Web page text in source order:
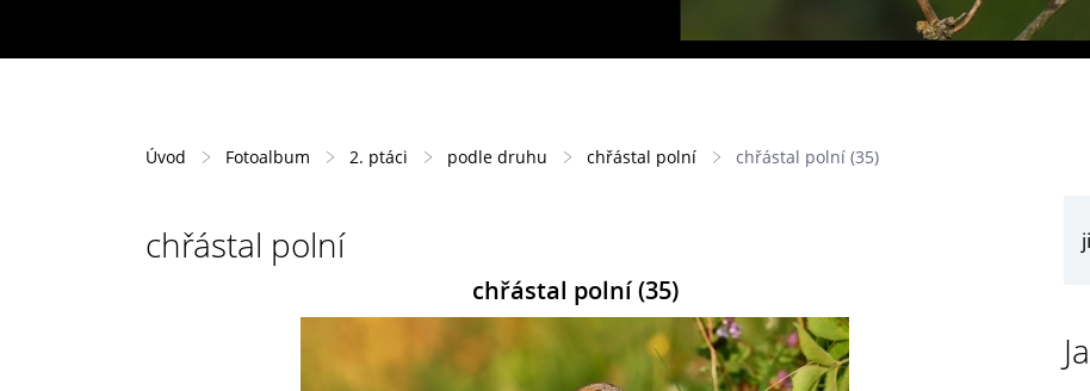
Úvod Fotoalbum 2. ptáci podle druhu chřástal polní chřástal polní (35)
chřástal polní
chřástal polní (35)